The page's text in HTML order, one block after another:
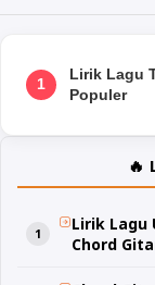
1
Lirik Lagu
Populer
🔥
Lirik Lagu
Chord